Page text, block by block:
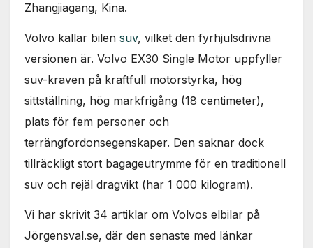
Zhangjiagang, Kina.
Volvo kallar bilen suv, vilket den fyrhjulsdrivna
versionen är. Volvo EX30 Single Motor uppfyller
suv-kraven på kraftfull motorstyrka, hög
sittställning, hög markfrigång (18 centimeter),
plats för fem personer och
terrängfordonsegenskaper. Den saknar dock
tillräckligt stort bagageutrymme för en traditionell
suv och rejäl dragvikt (har 1 000 kilogram).
Vi har skrivit 34 artiklar om Volvos elbilar på
Jörgensval.se, där den senaste med länkar